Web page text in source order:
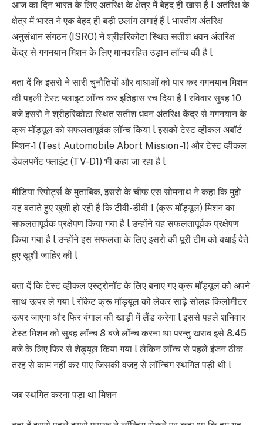
आज का दिन भारत के लिए अतंरिक्ष के क्षेत्र में बेहद ही खास हैं l अतंरिक्ष के
क्षेत्र में भारत ने एक बेहद ही बड़ी छलांग लगाई हैं l भारतीय अंतरिक्ष
अनुसंधान संगठन (ISRO) ने श्रीहरिकोटा स्थित सतीश धवन अंतरिक्ष
केंद्र से गगनयान मिशन के लिए मानवरहित उड़ान लॉन्च की है l
बता दें कि इसरो ने सारी चुनौतियों और बाधाओं को पार कर गगनयान मिशन
की पहली टेस्ट फ्लाइट लॉन्च कर इतिहास रच दिया है l रविवार सुबह 10
बजे इसरो ने श्रीहरिकोटा स्थित सतीश धवन अंतरिक्ष केंद्र से गगनयान के
क्रू मॉड्यूल को सफलतापूर्वक लॉन्च किया l इसको टेस्ट व्हीकल अबॉर्ट
मिशन-1 (Test Automobile Abort Mission -1) और टेस्ट व्हीकल
डेवलपमेंट फ्लाइंट (TV-D1) भी कहा जा रहा है l
मीडिया रिपोर्ट्स के मुताबिक, इसरो के चीफ एस सोमनाथ ने कहा कि मुझे
यह बताते हुए खुशी हो रही है कि टीवी-डीवी 1 (क्रू मॉड्यूल) मिशन का
सफलतापूर्वक प्रक्षेपण किया गया है l उन्होंने यह सफलतापूर्वक प्रक्षेपण
किया गया है l उन्होंने इस सफलता के लिए इसरो की पूरी टीम को बधाई देते
हुए ख़ुशी जाहिर की l
बता दें कि टेस्ट व्हीकल एस्ट्रोनॉट के लिए बनाए गए क्रू मॉड्यूल को अपने
साथ ऊपर ले गया l रॉकेट क्रू मॉड्यूल को लेकर साढ़े सोलह किलोमीटर
ऊपर जाएगा और फिर बंगाल की खाड़ी में लैंड करेगा l इससे पहले शनिवार
टेस्ट मिशन को सुबह लॉन्च 8 बजे लॉन्च करना था परन्तु खराब इसे 8.45
बजे के लिए फिर से शेड्यूल किया गया l लेकिन लॉन्च से पहले इंजन ठीक
तरह से काम नहीं कर पाए जिसकी वजह से लॉन्चिंग स्थगित पड़ी थी l
जब स्थगित करना पड़ा था मिशन